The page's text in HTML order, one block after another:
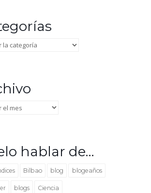
hablar de…
Bilbao blog blogeaños
blogs Ciencia